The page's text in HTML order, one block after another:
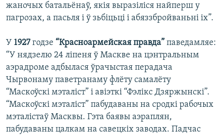
жаночых батальёнаў, якія выразіліся найперш у
пагрозах, а пасьля і ў зьбіцьці і абяззбройваньні іх”.
У 1927годзе “Красноармейская правда” паведамляе:
“У нядзелю 24 ліпеня ў Маскве на цэнтральным
аэрадроме адбылася ўрачыстая перадача
Чырвонаму паветранаму флёту самалёту
“Маскоўскі мэталіст” і авіэткі “Фэлікс Дзяржынскі”.
“Маскоўскі мэталіст” пабудаваны на сродкі рабочых
мэталістаў Масквы. Гэта баявы аэраплян,
пабудаваны цалкам на савецкіх заводах. Падчас